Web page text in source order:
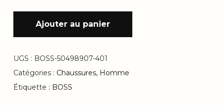
Ajouter au panier
UGS : BOSS-50498907-401
Catégories : Chaussures, Homme
Étiquette : BOSS